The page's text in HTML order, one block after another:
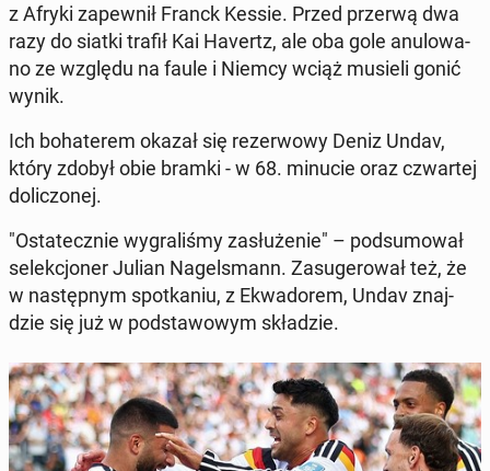
z Afryki za­pew­nił Franck Kessie. Przed przerwą dwa
razy do siatki trafił Kai Havertz, ale oba gole anu­lo­wa­
no ze względu na faule i Niemcy wciąż musieli gonić
wynik.
Ich bo­ha­te­rem okazał się re­zer­wo­wy Deniz Undav,
który zdobył obie bramki - w 68. minucie oraz czwar­tej
do­li­czo­nej.
"Osta­tecz­nie wy­gra­li­śmy za­słu­że­nie" – pod­su­mo­wał
se­lek­cjo­ner Julian Na­gel­smann. Za­su­ge­ro­wał też, że
w na­stęp­nym spo­tka­niu, z Ekwa­do­rem, Undav znaj­
dzie się już w pod­sta­wo­wym skła­dzie.